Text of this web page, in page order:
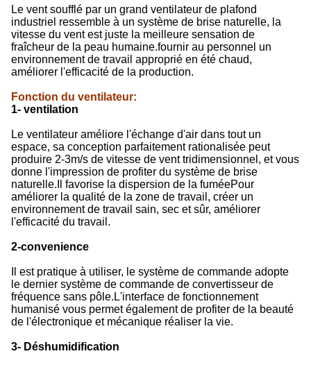
Le vent soufflé par un grand ventilateur de plafond
industriel ressemble à un système de brise naturelle, la
vitesse du vent est juste la meilleure sensation de
fraîcheur de la peau humaine.fournir au personnel un
environnement de travail approprié en été chaud,
améliorer l'efficacité de la production.
Fonction du ventilateur:
1- ventilation
Le ventilateur améliore l'échange d'air dans tout un
espace, sa conception parfaitement rationalisée peut
produire 2-3m/s de vitesse de vent tridimensionnel, et vous
donne l'impression de profiter du système de brise
naturelle.Il favorise la dispersion de la fuméePour
améliorer la qualité de la zone de travail, créer un
environnement de travail sain, sec et sûr, améliorer
l'efficacité du travail.
2-convenience
Il est pratique à utiliser, le système de commande adopte
le dernier système de commande de convertisseur de
fréquence sans pôle.L'interface de fonctionnement
humanisé vous permet également de profiter de la beauté
de l'électronique et mécanique réaliser la vie.
3- Déshumidification